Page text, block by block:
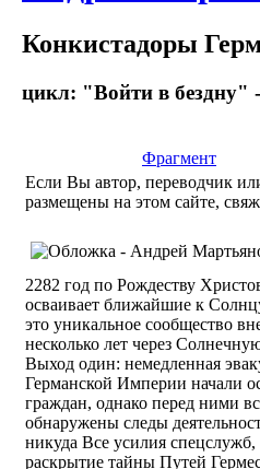
Конкистадоры
цикл: "Войти в бездну"
Фрагмент
Если Вы автор, переводчик
размещены на этом сайте,
2282 год по Рождеству
осваивает ближайшие к
это уникальное сообщество
несколько лет через
Выход один: немедленная
Германской Империи начали
граждан, однако перед ними
обнаружены следы
никуда Все усилия
раскрытие тайны Путей